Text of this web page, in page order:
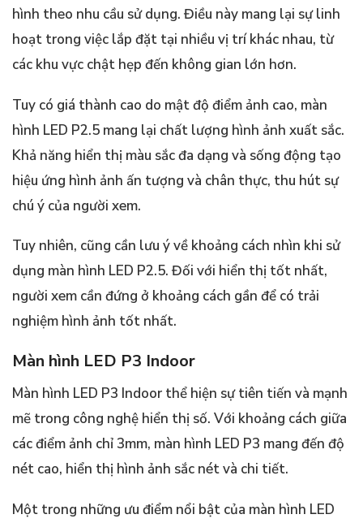
hình theo nhu cầu sử dụng. Điều này mang lại sự linh
hoạt trong việc lắp đặt tại nhiều vị trí khác nhau, từ
các khu vực chật hẹp đến không gian lớn hơn.
Tuy có giá thành cao do mật độ điểm ảnh cao, màn
hình LED P2.5 mang lại chất lượng hình ảnh xuất sắc.
Khả năng hiển thị màu sắc đa dạng và sống động tạo
hiệu ứng hình ảnh ấn tượng và chân thực, thu hút sự
chú ý của người xem.
Tuy nhiên, cũng cần lưu ý về khoảng cách nhìn khi sử
dụng màn hình LED P2.5. Đối với hiển thị tốt nhất,
người xem cần đứng ở khoảng cách gần để có trải
nghiệm hình ảnh tốt nhất.
Màn hình LED P3 Indoor
Màn hình LED P3 Indoor thể hiện sự tiên tiến và mạnh
mẽ trong công nghệ hiển thị số. Với khoảng cách giữa
các điểm ảnh chỉ 3mm, màn hình LED P3 mang đến độ
nét cao, hiển thị hình ảnh sắc nét và chi tiết.
Một trong những ưu điểm nổi bật của màn hình LED